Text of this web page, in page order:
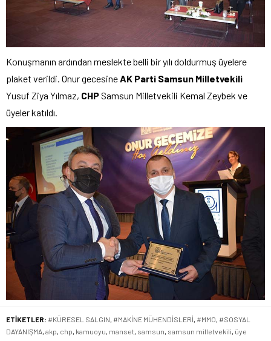
Konuşmanın ardından meslekte belli bir yılı doldurmuş üyelere
plaket verildi. Onur gecesineAK Parti Samsun Milletvekili
Yusuf Ziya Yılmaz, CHPSamsun Milletvekili Kemal Zeybek ve
üyeler katıldı.
ETİKETLER: #KÜRESEL SALGIN, #MAKİNE MÜHENDİSLERİ, #MMO, #SOSYAL
DAYANIŞMA, akp, chp, kamuoyu, manset, samsun, samsun milletvekili, üye